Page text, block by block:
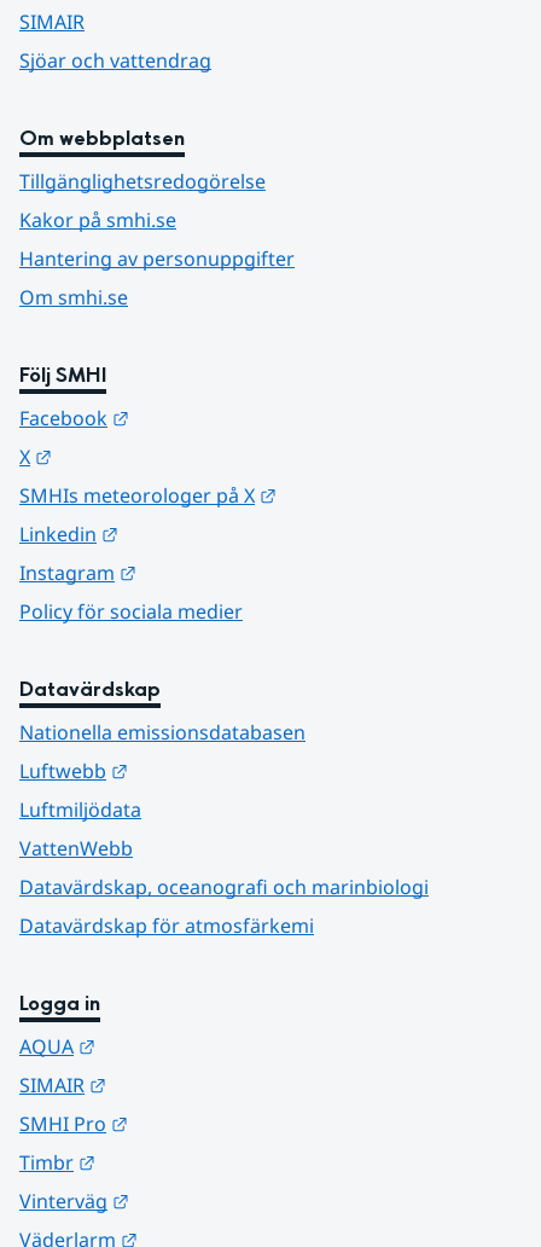
SIMAIR
Sjöar och vattendrag
Om webbplatsen
Tillgänglighetsredogörelse
Kakor på smhi.se
Hantering av personuppgifter
Om smhi.se
Följ SMHI
Facebook
X
SMHIs meteorologer på X
Linkedin
Instagram
Policy för sociala medier
Datavärdskap
Nationella emissionsdatabasen
Luftwebb
Luftmiljödata
VattenWebb
Datavärdskap, oceanografi och marinbiologi
Datavärdskap för atmosfärkemi
Logga in
AQUA
SIMAIR
SMHI Pro
Timbr
Vinterväg
Väderlarm